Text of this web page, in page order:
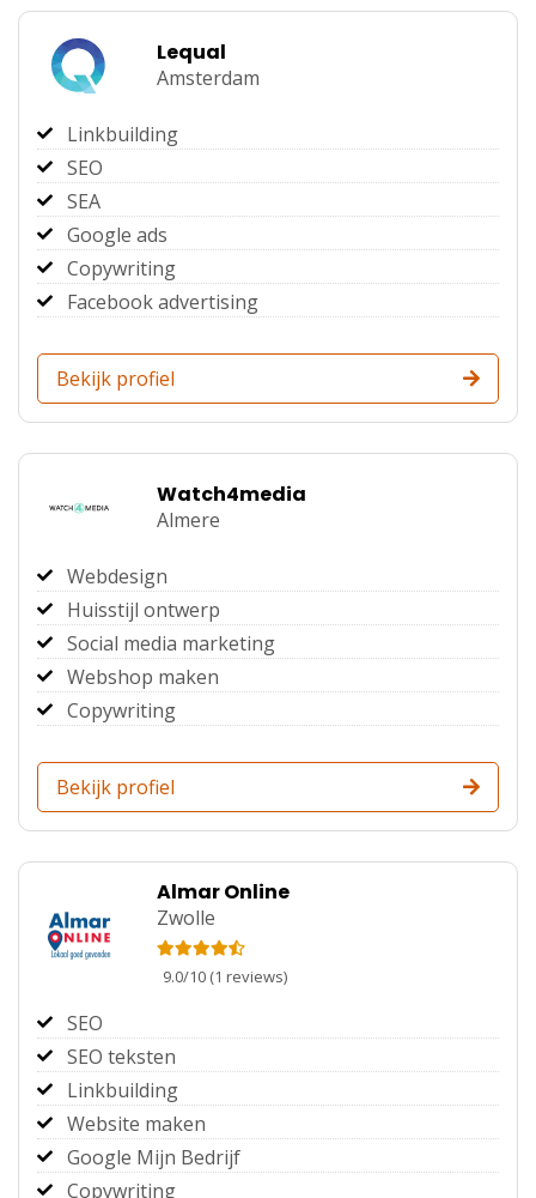
Lequal
Amsterdam
Linkbuilding
SEO
SEA
Google ads
Copywriting
Facebook advertising
Bekijk profiel
Watch4media
Almere
Webdesign
Huisstijl ontwerp
Social media marketing
Webshop maken
Copywriting
Bekijk profiel
Almar Online
Zwolle
9.0/10 (1 reviews)
SEO
SEO teksten
Linkbuilding
Website maken
Google Mijn Bedrijf
Copywriting